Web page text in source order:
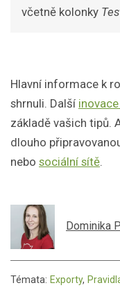
včetně kolonky
Hlavní informace k
shrnuli. Další
základě vašich tipů.
dlouho
nebo sociální sítě.
Dominika
Témata: Exporty,